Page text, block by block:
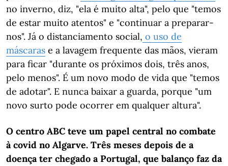
no inverno, diz, "ela é muito alta", pelo que "temos
de estar muito atentos" e "continuar a preparar-
nos". Já o distanciamento social, o uso de
máscaras e a lavagem frequente das mãos, vieram
para ficar "durante os próximos dois, três anos,
pelo menos". É um novo modo de vida que "temos
de adotar". E nunca baixar a guarda, porque "um
novo surto pode ocorrer em qualquer altura".
O centro ABC teve um papel central no combate
à covid no Algarve. Três meses depois de a
doença ter chegado a Portugal, que balanço faz da